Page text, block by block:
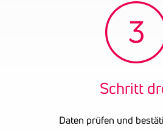
Schritt
Daten prüfen und